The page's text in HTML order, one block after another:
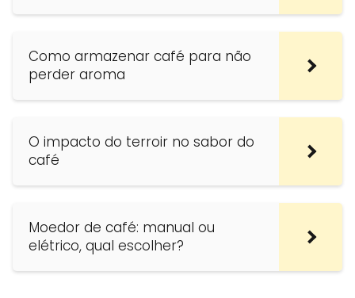
Como armazenar café para não
perder aroma
O impacto do terroir no sabor do
café
Moedor de café: manual ou
elétrico, qual escolher?